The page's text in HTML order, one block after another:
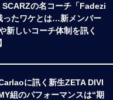
SCARZの名コーチ「Fadezi
ったワケとは…新メンバー
新しいコーチ体制を訊く
に訊く新生ZETA DIVI
組のパフォーマンスは“期